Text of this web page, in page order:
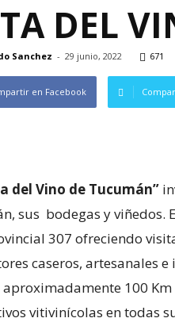
DEL
Sanchez - 29 junio, 2022 671
en Facebook
del Vino de Tucumán”
sus bodegas y viñedos.
307 ofreciendo
caseros, artesanales
aproximadamente 100
vitivinícolas en todas